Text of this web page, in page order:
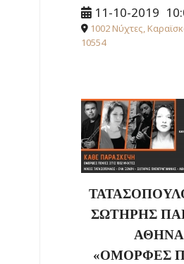
11-10-2019
1002 Νύχτες,
10554
ΣΩΤΗΡΗΣ
«ΟΜΟΡΦΕΣ